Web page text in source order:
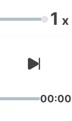
épisodes,
écouter
sans limite,
1 x
00:00